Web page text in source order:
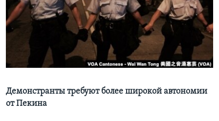
Learning English
Языки
Демонстранты требуют более широкой автономии
от Пекина